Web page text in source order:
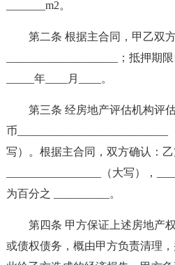
_______m2。
第二条 根据主合同，甲乙双
____________________；抵押期
_____年____月____。
第三条 经房地产评估机构评
币
写）。根据主合同，双方确认：
_________________（大写），
为百分之 __________。
第四条 甲方保证上述房地产
或债权债务，概由甲方负责清理